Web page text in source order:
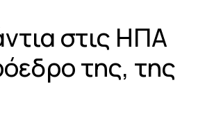
στις ΗΠΑ
της, της